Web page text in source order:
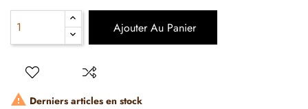
Ajouter Au Panier
 Derniers articles en stock